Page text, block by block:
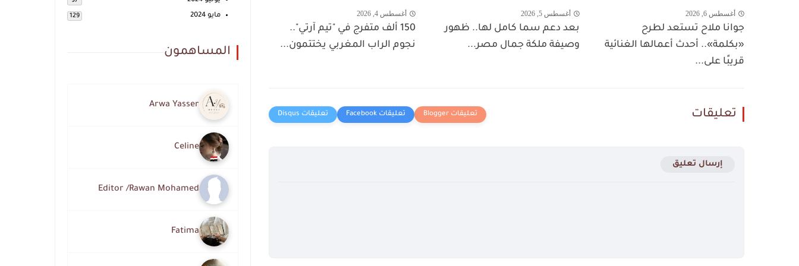
أغسطس 6, 2026
جوانا ملاح تستعد لطرح
«بكلمة».. أحدث أعمالها الغنائية
قريبًا على...
أغسطس 5, 2026
بعد دعم سما كامل لها.. ظهور
وصيفة ملكة جمال مصر...
أغسطس 4, 2026
150 ألف متفرج في "تيم آرتي"..
نجوم الراب المغربي يختتمون...
تعليقات
إرسال تعليق
مايو 2024 129
المساهمون
Arwa Yasser
Celine
Editor /Rawan Mohamed
Fatima